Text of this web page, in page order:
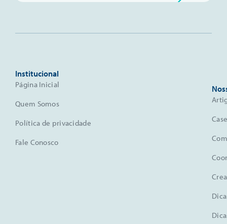
Institucional
Página Inicial
Quem Somos
Política de privacidade
Fale Conosco